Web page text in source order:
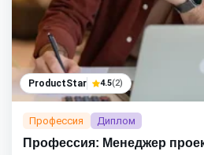
ProductStar 4.5(2)
Профессия Диплом
Профессия: Менеджер